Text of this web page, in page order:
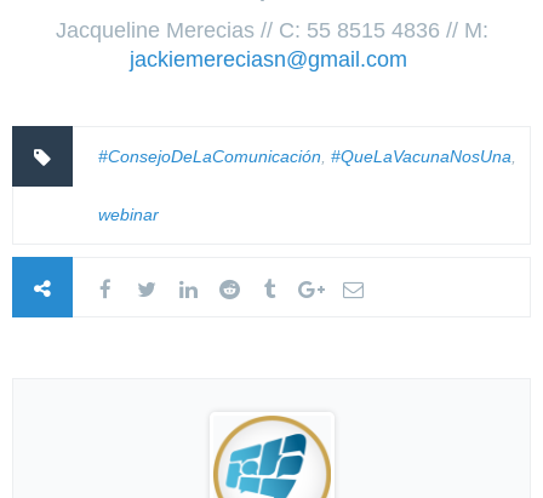
Jacqueline Merecias // C: 55 8515 4836 // M:
jackiemereciasn@gmail.com
#ConsejoDeLaComunicación #QueLaVacunaNosUna
webinar